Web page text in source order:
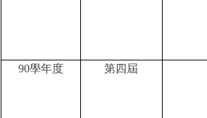
90學年度 第四屆